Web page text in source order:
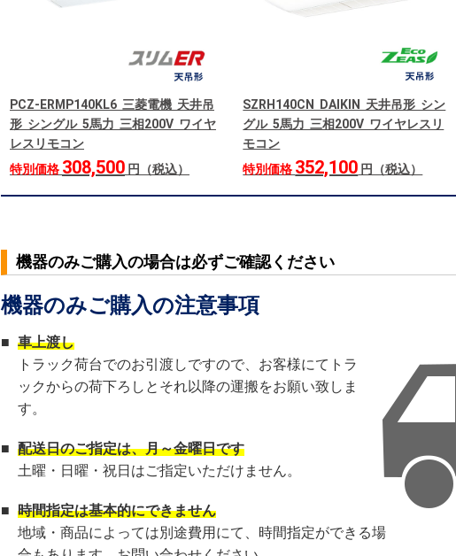
PCZ-ERMP140KL6 三菱電機 天井吊
形 シングル 5馬力 三相200V ワイヤ
レスリモコン
特別価格 308,500 円（税込）
SZRH140CN DAIKIN 天井吊形 シン
グル 5馬力 三相200V ワイヤレスリ
モコン
特別価格 352,100 円（税込）
機器のみご購入の場合は必ずご確認ください
機器のみご購入の注意事項
■ 車上渡し
トラック荷台でのお引渡しですので、お客様にてトラ
ックからの荷下ろしとそれ以降の運搬をお願い致しま
す。
■ 配送日のご指定は、月～金曜日です
土曜・日曜・祝日はご指定いただけません。
■ 時間指定は基本的にできません
地域・商品によっては別途費用にて、時間指定ができる場